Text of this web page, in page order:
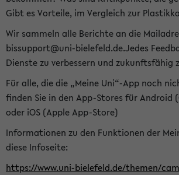
Gibt es Vorteile, im Vergleich zur
Wir sammeln alle Berichte an die
bissupport@uni-bielefeld.de.Jedes
Dienste zu verbessern und zukunftsfähig
Für alle, die die „Meine Uni“-App noch
finden Sie in den App-Stores für Android
oder iOS (Apple App-Store)
Informationen zu den Funktionen der
diese Infoseite:
https://www.uni-bielefeld.de/themen/